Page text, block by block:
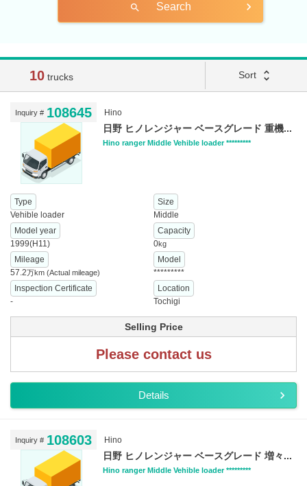
search Search
10trucks Sort unfold_more
Inquiry # 108645 Hino
日野 ヒノレンジャー ベースグレード 重機...
Hino ranger Middle Vehible loader *********
Type
Vehible loader
Size
Middle
Model year
1999(H11)
Capacity
0kg
Mileage
57.2万km (Actual mileage)
Model
*********
Inspection Certificate
-
Location
Tochigi
Selling Price
Please contact us
Details
Inquiry # 108603 Hino
日野 ヒノレンジャー ベースグレード 増々...
Hino ranger Middle Vehible loader *********